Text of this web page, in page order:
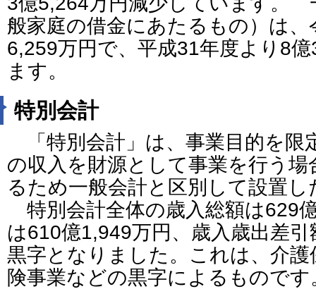
般家庭の借金にあたるもの）は
6,259万円で、平成31年度より8
ます。
特別会計
「特別会計」は、事業目的を限
の収入を財源として事業を行う
るため一般会計と区別して設置し
特別会計全体の歳入総額は629
は610億1,949万円、歳入歳出差
黒字となりました。これは、介
険事業などの黒字によるものです